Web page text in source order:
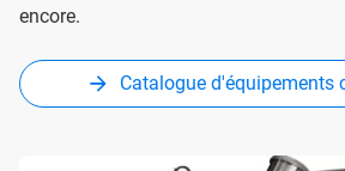
encore.
Catalogue d'équipements